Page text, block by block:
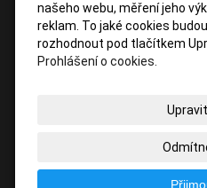
našeho webu, měření jeho
reklam. To jaké cookies
rozhodnout pod tlačítkem
Prohlášení o cookies.